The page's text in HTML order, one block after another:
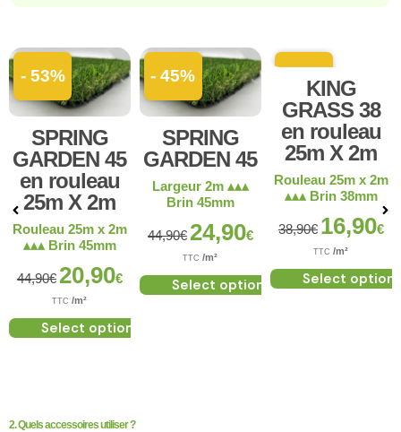
- 53%
SPRING
GARDEN 45
en rouleau
25m X 2m
44,90€ 20,90€
TTC /m²
Rouleau 25m x 2m
▴▴▴ Brin 45mm
Select options
- 45%
SPRING
GARDEN 45
44,90€ 24,90€
TTC /m²
Largeur 2m ▴▴▴
Brin 45mm
Select options
KING
GRASS 38
en rouleau
25m X 2m
38,90€ 16,90€
TTC /m²
Rouleau 25m x 2m
▴▴▴ Brin 38mm
Select options
2. Quels accessoires utiliser ?